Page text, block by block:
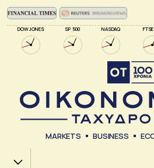
DOW JONES SP 500 NASDAQ
MARKETS BUSINESS
Χ.Α.